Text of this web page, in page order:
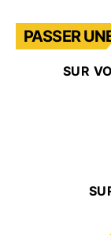
PASSER
SUR